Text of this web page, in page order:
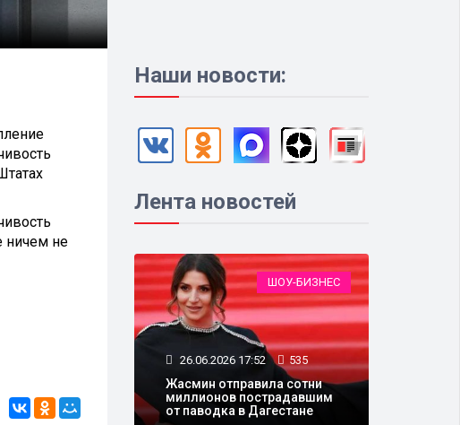
ничем не
Наши новости:
Лента новостей
ШОУ-БИЗНЕС
26.06.2026 17:52 535
Жасмин отправила сотни
миллионов пострадавшим
от паводка в Дагестане